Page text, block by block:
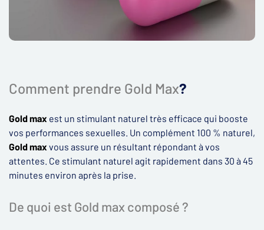
Comment prendre Gold Max?
Gold max est un stimulant naturel très efficace qui booste
vos performances sexuelles. Un complément 100 % naturel,
Gold max vous assure un résultant répondant à vos
attentes. Ce stimulant naturel agit rapidement dans 30 à 45
minutes environ après la prise.
De quoi est Gold max composé ?